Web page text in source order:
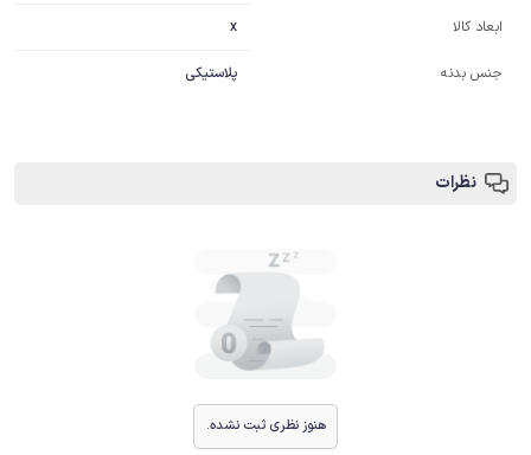
ابعاد کالا x
جنس بدنه پلاستیکی
نظرات
هنوز نظری ثبت نشده.